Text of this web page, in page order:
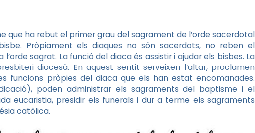
que ha rebut el primer grau del sagrament de l’orde sacerdotal
Pròpiament els diaques no són sacerdots, no reben el
sagrat. La funció del diaca és assistir i ajudar els bisbes. La
diocesà. En aquest sentit serveixen l’altar, proclamen
funcions pròpies del diaca que els han estat encomanades.
poden administrar els sagraments del baptisme i el
eucaristia, presidir els funerals i dur a terme els sagraments
catòlica.